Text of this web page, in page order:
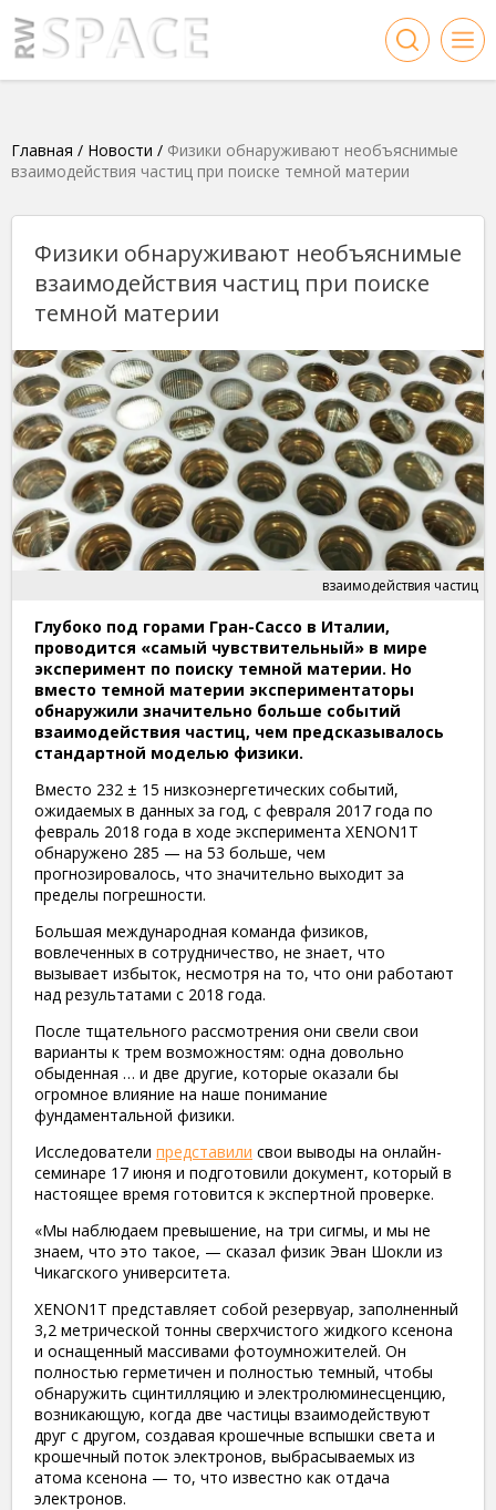
Главная / Новости / Физики обнаруживают необъяснимые
взаимодействия частиц при поиске темной материи
Физики обнаруживают необъяснимые
взаимодействия частиц при поиске
темной материи
взаимодействия частиц
Глубоко под горами Гран-Сассо в Италии,
проводится «самый чувствительный» в мире
эксперимент по поиску темной материи. Но
вместо темной материи экспериментаторы
обнаружили значительно больше событий
взаимодействия частиц, чем предсказывалось
стандартной моделью физики.
Вместо 232 ± 15 низкоэнергетических событий,
ожидаемых в данных за год, с февраля 2017 года по
февраль 2018 года в ходе эксперимента XENON1T
обнаружено 285 — на 53 больше, чем
прогнозировалось, что значительно выходит за
пределы погрешности.
Большая международная команда физиков,
вовлеченных в сотрудничество, не знает, что
вызывает избыток, несмотря на то, что они работают
над результатами с 2018 года.
После тщательного рассмотрения они свели свои
варианты к трем возможностям: одна довольно
обыденная … и две другие, которые оказали бы
огромное влияние на наше понимание
фундаментальной физики.
Исследователи представили свои выводы на онлайн-
семинаре 17 июня и подготовили документ, который в
настоящее время готовится к экспертной проверке.
«Мы наблюдаем превышение, на три сигмы, и мы не
знаем, что это такое, — сказал физик Эван Шокли из
Чикагского университета.
XENON1T представляет собой резервуар, заполненный
3,2 метрической тонны сверхчистого жидкого ксенона
и оснащенный массивами фотоумножителей. Он
полностью герметичен и полностью темный, чтобы
обнаружить сцинтилляцию и электролюминесценцию,
возникающую, когда две частицы взаимодействуют
друг с другом, создавая крошечные вспышки света и
крошечный поток электронов, выбрасываемых из
атома ксенона — то, что известно как отдача
электронов.